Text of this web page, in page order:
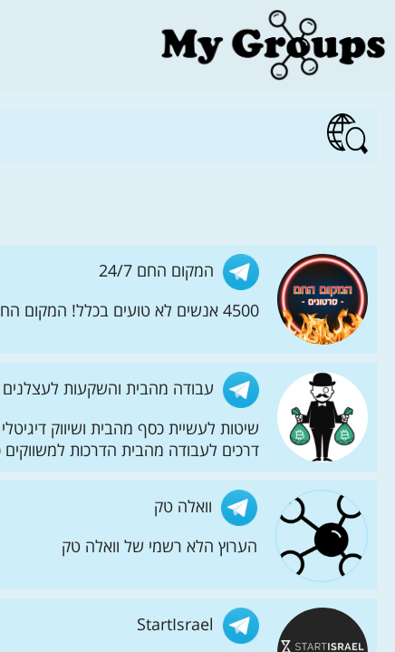
המקום החם 24/7
4500 אנשים לא טועים בכלל! המקום החם 24/7 בטלגרם - התוכן והסרטונים הכי חמים מכל פינה בעולם ועוד המון הפתעות בהמשך...
עבודה מהבית והשקעות לעצלנים
שיטות לעשיית כסף מהבית ושיווק
דרכים לעבודה מהבית הדרכות
וואלה טק
הערוץ הלא רשמי של וואלה טק
StartIsrael